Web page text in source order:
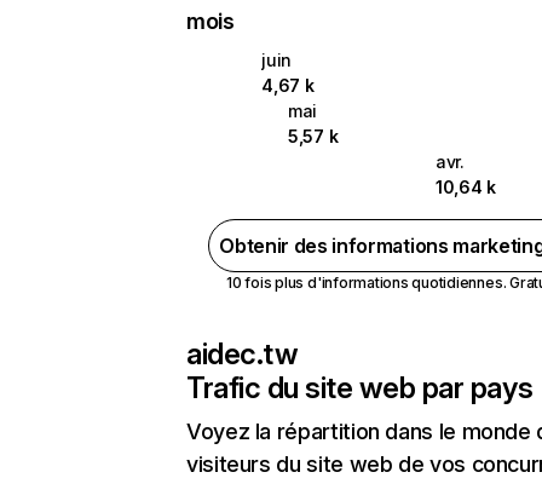
mois
juin
4,67 k
mai
5,57 k
avr.
10,64 k
Obtenir des informations
10 fois plus d'informations quotidiennes.
aidec.tw
Trafic du site web par pays
Voyez la répartition dans le monde
visiteurs du site web de vos